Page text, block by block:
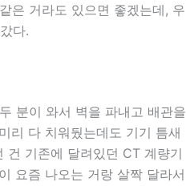
은 거라도 있으면 좋겠는데, 우
다.
분이 와서 벽을 파내고 배관을
리 다 치워뒀는데도 기기 틈새
건 기존에 달려있던 CT 계량기
요즘 나오는 거랑 살짝 달라서